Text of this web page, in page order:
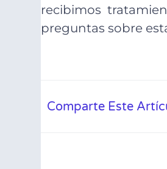
recibimos
preguntas sobre
Comparte Este